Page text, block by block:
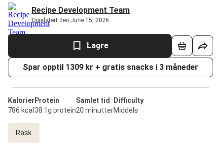
Recipe Development Team
Oppdatert den June 15, 2026
Lagre
Spar opptil 1309 kr + gratis snacks i 3 måneder
Kalorier
786 kcal
Protein
38.1g protein
Samlet tid
20 minutter
Difficulty
Middels
Rask